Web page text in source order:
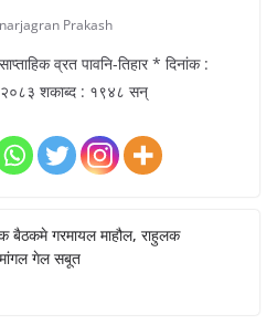
Prakash
व्रत पावनि-तिहार * दिनांक :
शकाब्द : १९४८ सन्
गरमायल माहौल, राहुलक
गेल सबूत